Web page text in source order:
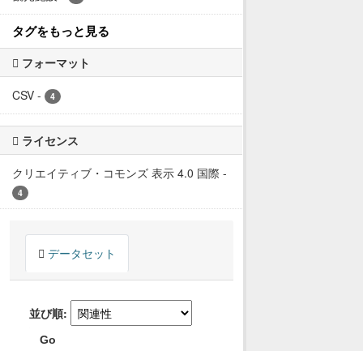
タグをもっと見る
フォーマット
CSV - 4
ライセンス
クリエイティブ・コモンズ 表示 4.0 国際 -
4
データセット
並び順
Go